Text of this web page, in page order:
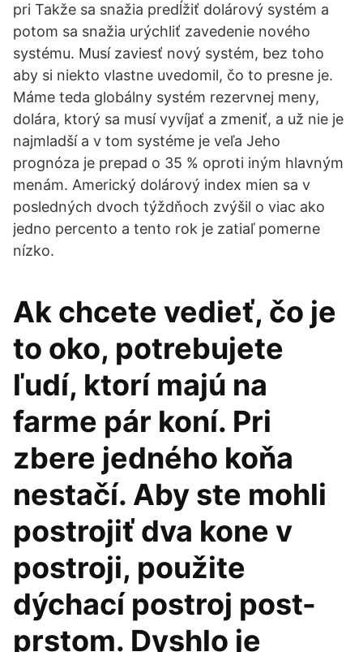
pri Takže sa snažia predĺžiť dolárový systém a
potom sa snažia urýchliť zavedenie nového
systému. Musí zaviesť nový systém, bez toho
aby si niekto vlastne uvedomil, čo to presne je.
Máme teda globálny systém rezervnej meny,
dolára, ktorý sa musí vyvíjať a zmeniť, a už nie je
najmladší a v tom systéme je veľa Jeho
prognóza je prepad o 35 % oproti iným hlavným
menám. Americký dolárový index mien sa v
posledných dvoch týždňoch zvýšil o viac ako
jedno percento a tento rok je zatiaľ pomerne
nízko.
Ak chcete vedieť, čo je
to oko, potrebujete
ľudí, ktorí majú na
farme pár koní. Pri
zbere jedného koňa
nestačí. Aby ste mohli
postrojiť dva kone v
postroji, použite
dýchací postroj post-
prstom. Dyshlo je